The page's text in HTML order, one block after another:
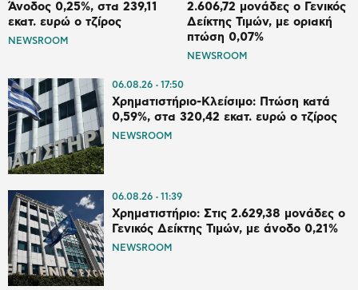
Άνοδος 0,25%, στα 239,11
εκατ. ευρώ ο τζίρος
NEWSROOM
2.606,72 μονάδες ο Γενικός
Δείκτης Τιμών, με οριακή
πτώση 0,07%
NEWSROOM
06.08.26 17:50
Χρηματιστήριο-Κλείσιμο: Πτώση κατά
0,59%, στα 320,42 εκατ. ευρώ ο τζίρος
NEWSROOM
06.08.26 11:39
Χρηματιστήριο: Στις 2.629,38 μονάδες ο
Γενικός Δείκτης Τιμών, με άνοδο 0,21%
NEWSROOM